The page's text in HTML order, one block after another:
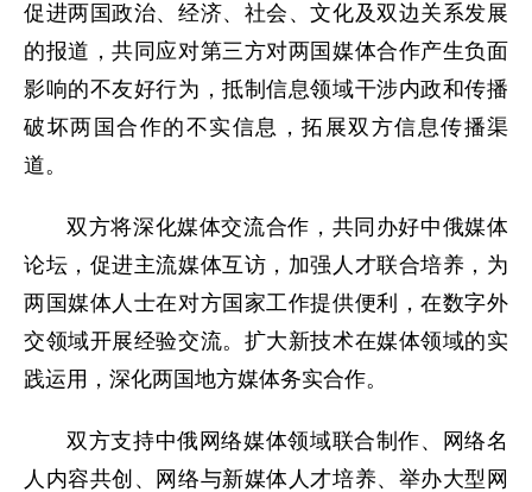
促进两国政治、经济、社会、文化及双边关系发展
的报道，共同应对第三方对两国媒体合作产生负面
影响的不友好行为，抵制信息领域干涉内政和传播
破坏两国合作的不实信息，拓展双方信息传播渠
道。
双方将深化媒体交流合作，共同办好中俄媒体
论坛，促进主流媒体互访，加强人才联合培养，为
两国媒体人士在对方国家工作提供便利，在数字外
交领域开展经验交流。扩大新技术在媒体领域的实
践运用，深化两国地方媒体务实合作。
双方支持中俄网络媒体领域联合制作、网络名
人内容共创、网络与新媒体人才培养、举办大型网